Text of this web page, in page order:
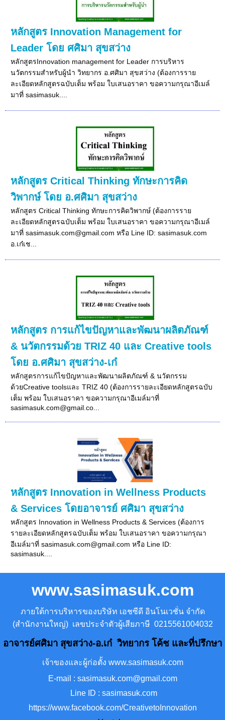
หลักสูตร Innovation Management for
Leader โดย ศศิมา สุขสว่าง
หลักสูตรInnovation management for Leader การบริหาร
นวัตกรรมสำหรับผู้นำ วิทยากร อ.ศศิมา สุขสว่าง (ต้องการราย
ละเอียดหลักสูตรฉบับเต็ม พร้อม ใบเสนอราคา ขอความกรุณาอีเมล์
มาที่ sasimasuk....
หลักสูตร Critical Thinking ทักษะการคิด
วิพากษ์ โดย อ.ศศิมา สุขสว่าง
หลักสูตร Critical Thinking ทักษะการคิดวิพากษ์ (ต้องการราย
ละเอียดหลักสูตรฉบับเต็ม พร้อม ใบเสนอราคา ขอความกรุณาอีเมล์
มาที่ sasimasuk.com@gmail.com หรือ Line ID: sasimasuk.com
อ.เก๋เช...
หลักสูตร การแก้ไขปัญหาและพัฒนาผลิตภัณฑ์
& นวัตกรรมด้วย TRIZ 40 และ Creative tools
โดย อ.ศศิมา สุขสว่าง-เก๋
หลักสูตรการแก้ไขปัญหาและพัฒนาผลิตภัณฑ์ & นวัตกรรม
ด้วยCreative toolsและ TRIZ 40 (ต้องการรายละเอียดหลักสูตรฉบับ
เต็ม พร้อม ใบเสนอราคา ขอความกรุณาอีเมล์มาที่
sasimasuk.com@gmail.co...
หลักสูตร Innovation in Wellness Products
& Services โดยอาจารย์ ศศิมา สุขสว่าง
หลักสูตร Innovation in Wellness Products & Services (ต้องการ
รายละเอียดหลักสูตรฉบับเต็ม พร้อม ใบเสนอราคา ขอความกรุณา
อีเมล์มาที่ sasimasuk.com@gmail.com หรือ Line ID:
sasimasuk....
www.sasimasuk.com
ภายใต้การบริหารของบริษัท เอชซีดี อินโนเวชั่น จำกัด
(สำนักงานใหญ่) เลขประจำตัวผู้เสียภาษี 0215561004032
อาจารย์ศศิมา สุขสว่าง-อ.เก๋ วิทยากร โค้ช และที่ปรึกษา
เจ้าของและผู้ก่อตั้ง www.sasimasuk.com
E-mail : sasimasuk.com@gmail.com
Line ID : sasimasuk.com
https://www.facebook.com/CreativetoInnovation